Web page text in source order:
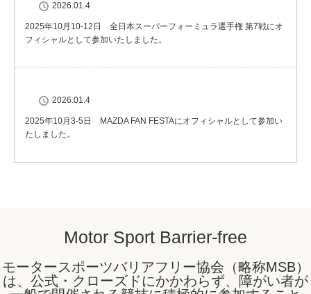
2026.01.4
2025年10月10-12日 全日本スーパーフォーミュラ選手権 第7戦にオ
フィシャルとして参加いたしました。
2026.01.4
2025年10月3-5日 MAZDA FAN FESTAにオフィシャルとして参加い
たしました。
Motor Sport Barrier-free
モータースポーツバリアフリー協会（略称MSB）
は、公式・クローズドにかかわらず、障がい者が